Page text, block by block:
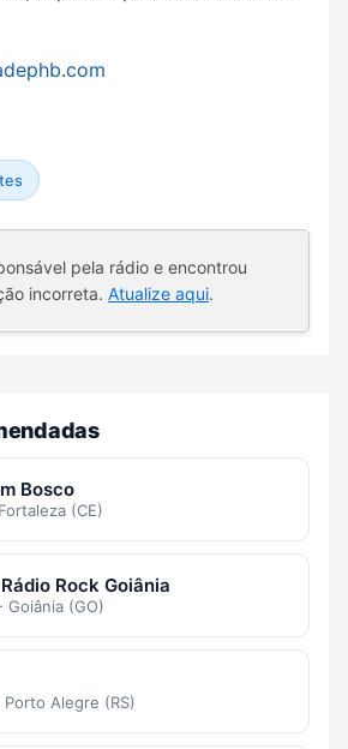
pela rádio e encontrou
incorreta. Atualize aqui.
Bosco
(CE)
Rock Goiânia
Goiânia (GO)
Porto Alegre (RS)